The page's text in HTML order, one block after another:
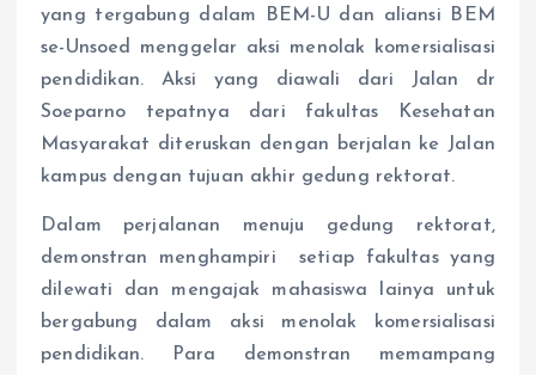
yang tergabung dalam BEM-U dan aliansi BEM
se-Unsoed menggelar aksi menolak komersialisasi
pendidikan. Aksi yang diawali dari Jalan dr
Soeparno tepatnya dari fakultas Kesehatan
Masyarakat diteruskan dengan berjalan ke Jalan
kampus dengan tujuan akhir gedung rektorat.
Dalam perjalanan menuju gedung rektorat,
demonstran menghampiri setiap fakultas yang
dilewati dan mengajak mahasiswa lainya untuk
bergabung dalam aksi menolak komersialisasi
pendidikan. Para demonstran memampang